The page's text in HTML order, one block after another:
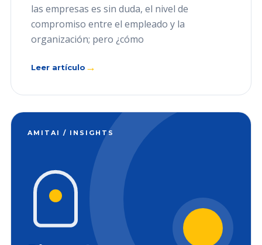
las empresas es sin duda, el nivel de
compromiso entre el empleado y la
organización; pero ¿cómo
Leer artículo →
AMITAI / INSIGHTS